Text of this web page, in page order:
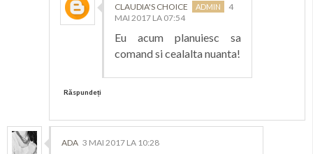
CLAUDIA'S CHOICE
4
MAI 2017 LA 07:54
Eu acum planuiesc sa
comand si cealalta nuanta!
Răspundeți
ADA 3 MAI 2017 LA 10:28